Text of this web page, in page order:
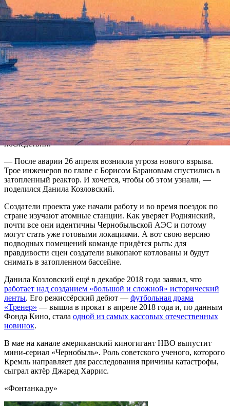
Продюсер Александр Роднянский, кинокомпания «Нон-Стоп
Продакшн» и актер и режиссер Данила Козловский снимут
фильм о Чернобыльской катастрофе под названием «Опасная
вода». Как пообещали создатели на питчинге Фонда Кино,
картина будет «правдивая, а значит — героическая» и
расскажет об инженерах, которые спускаются в затопленные
помещения у четвёртого реактора.
По уверениям Роднянского, лента «претендует на статус
событийной»: до этого в России не было фильма о
Чернобыле, а сюжет новой работы акцентирует внимание на
людях, которых «забрасывали» в зону для ликвидации
последствий.
— После аварии 26 апреля возникла угроза нового взрыва.
Трое инженеров во главе с Борисом Барановым спустились в
затопленный реактор. И хочется, чтобы об этом узнали, —
поделился Данила Козловский.
Создатели проекта уже начали работу и во время поездок по
стране изучают атомные станции. Как уверяет Роднянский,
почти все они идентичны Чернобыльской АЭС и потому
могут стать уже готовыми локациями. А вот свою версию
подводных помещений команде придётся рыть: для
правдивости сцен создатели выкопают котлованы и будут
снимать в затопленном бассейне.
Данила Козловский ещё в декабре 2018 года заявил, что
работает над созданием «большой и сложной» исторический
ленты. Его режиссёрский дебют — футбольная драма
«Тренер» — вышла в прокат в апреле 2018 года и, по данным
Фонда Кино, стала одной из самых кассовых отечественных
новинок.
В мае на канале американский киногигант HBO выпустит
мини-сериал «Чернобыль». Роль советского ученого, которого
Кремль направляет для расследования причины катастрофы,
сыграл актёр Джаред Харрис.
«Фонтанка.ру»